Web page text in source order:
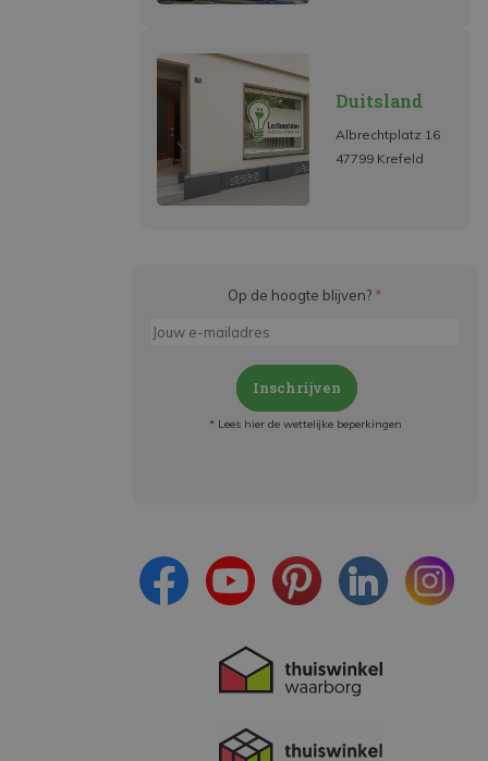
Duitsland
Albrechtplatz 16
47799 Krefeld
Op de hoogte blijven? *
Inschrijven
* Lees hier de wettelijke beperkingen